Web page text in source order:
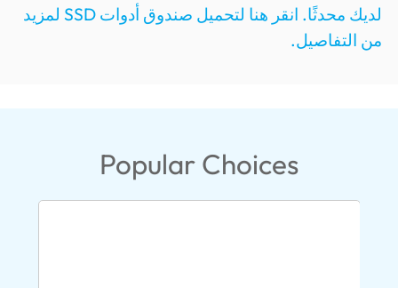
لديك محدثًا. انقر هنا لتحميل صندوق أدوات SSD لمزيد
من التفاصيل.
Popular Choices